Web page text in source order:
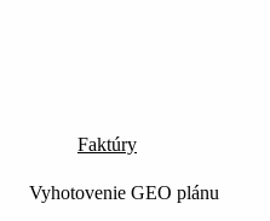
Faktúry
Vyhotovenie GEO plánu